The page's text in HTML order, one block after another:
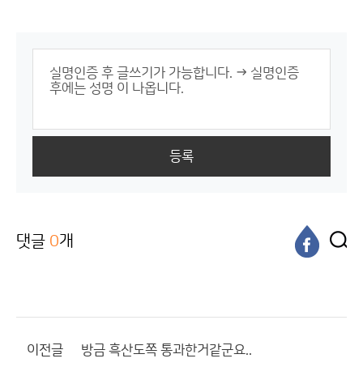
등록
댓글 0개
이전글 방금 흑산도쪽 통과한거같군요..